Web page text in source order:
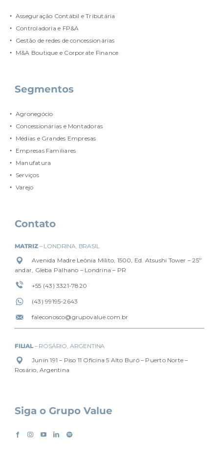
Asseguração Contábil e Tributária
Controladoria e FP&A
Gestão de redes de concessionárias
M&A Boutique e Corporate Finance
Segmentos
Agronegócio
Concessionárias e Montadoras
Médias e Grandes Empresas
Empresas Familiares
Manufatura
Serviços
Varejo
Contato
MATRIZ– LONDRINA, BRASIL
Avenida Madre Leônia Milito, 1500, Ed. Atsushi Tower – 25º
andar, Gleba Palhano – Londrina – PR
+55 (43) 3321-7820
(43) 99195-2643
faleconosco@grupovalue.com.br
FILIAL– ROSÁRIO, ARGENTINA
Junín 191 – Piso 11 Oficina 5 Alto Buró – Puerto Norte –
Rosário, Argentina
Siga o Grupo Value